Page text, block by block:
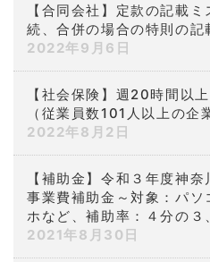
【合同会社】定款の記載
続、合併の場合の特則の記
2022年9月6日
【社会保険】週20時間以
（従業員数101人以上の企
2022年8月2日
【補助金】令和３年度神
事業費補助金～対象：パ
ホなど、補助率：４分の
2021年8月30日